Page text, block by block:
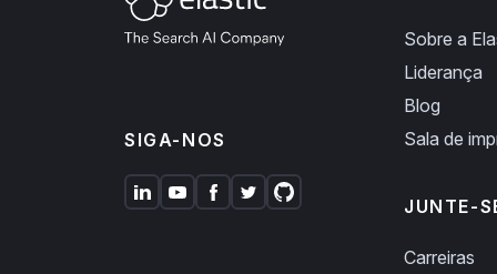
SIGA-NOS
Sobre a
Liderança
Blog
Sala de
JUNTE-
Carreiras